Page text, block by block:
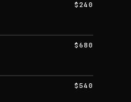
$240
$680
$540